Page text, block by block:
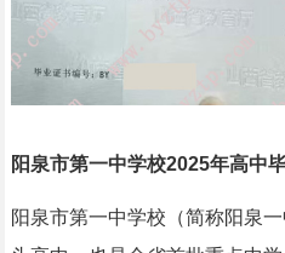
阳泉市第一中学校2025年高中
阳泉市第一中学校（简称阳泉